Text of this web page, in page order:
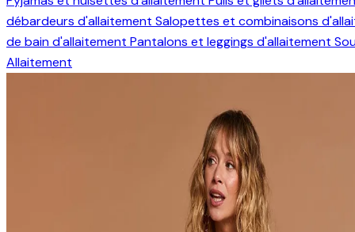
débardeurs d'allaitement Salopettes et combinaisons
de bain d'allaitement Pantalons et leggings d'allaitement
Allaitement